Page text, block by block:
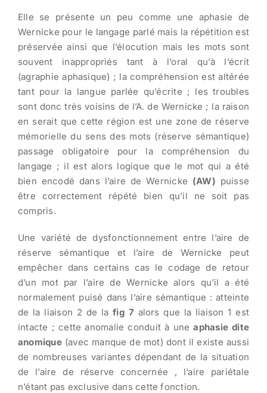
Elle se présente un peu comme une aphasie de
Wernicke pour le langage parlé mais la répétition est
préservée ainsi que l’élocution mais les mots sont
souvent inappropriés tant à l’oral qu’à l’écrit
(agraphie aphasique) ; la compréhension est altérée
tant pour la langue parlée qu’écrite ; les troubles
sont donc très voisins de l’A. de Wernicke ; la raison
en serait que cette région est une zone de réserve
mémorielle du sens des mots (réserve sémantique)
passage obligatoire pour la compréhension du
langage ; il est alors logique que le mot qui a été
bien encodé dans l’aire de Wernicke (AW) puisse
être correctement répété bien qu’il ne soit pas
compris.
Une variété de dysfonctionnement entre l’aire de
réserve sémantique et l’aire de Wernicke peut
empêcher dans certains cas le codage de retour
d’un mot par l’aire de Wernicke alors qu’il a été
normalement puisé dans l’aire sémantique : atteinte
de la liaison 2 de lafig 7alors que la liaison 1 est
intacte ; cette anomalie conduit à uneaphasie dite
anomique(avec manque de mot) dont il existe aussi
de nombreuses variantes dépendant de la situation
de l’aire de réserve concernée , l’aire pariétale
n’étant pas exclusive dans cette fonction.